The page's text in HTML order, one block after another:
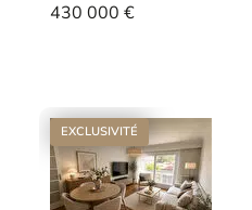
430 000 €
EXCLUSIVITÉ